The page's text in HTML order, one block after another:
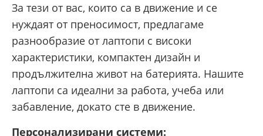
За тези от вас, които са в движение и се
нуждаят от преносимост, предлагаме
разнообразие от лаптопи с високи
характеристики, компактен дизайн и
продължителна живот на батерията. Нашите
лаптопи са идеални за работа, учеба или
забавление, докато сте в движение.
Персонализирани системи: